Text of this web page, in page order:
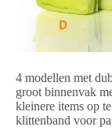
4 modellen met
groot binnenvak
kleinere items op
klittenband voor